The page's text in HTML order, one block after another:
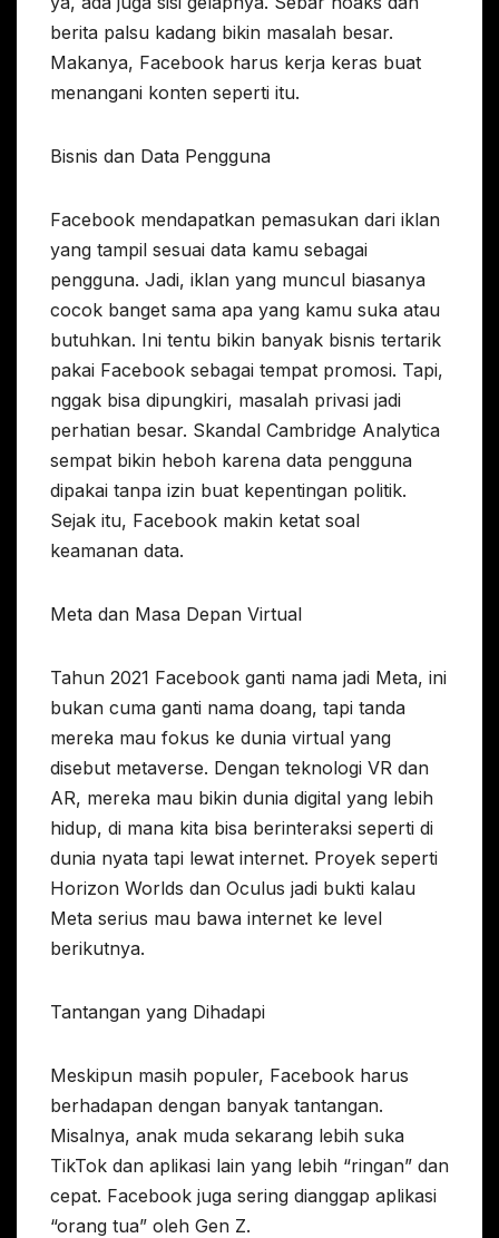
berita palsu kadang bikin masalah besar.
Makanya, Facebook harus kerja keras buat
menangani konten seperti itu.
Bisnis dan Data Pengguna
Facebook mendapatkan pemasukan dari iklan
yang tampil sesuai data kamu sebagai
pengguna. Jadi, iklan yang muncul biasanya
cocok banget sama apa yang kamu suka atau
butuhkan. Ini tentu bikin banyak bisnis tertarik
pakai Facebook sebagai tempat promosi. Tapi,
nggak bisa dipungkiri, masalah privasi jadi
perhatian besar. Skandal Cambridge Analytica
sempat bikin heboh karena data pengguna
dipakai tanpa izin buat kepentingan politik.
Sejak itu, Facebook makin ketat soal
keamanan data.
Meta dan Masa Depan Virtual
Tahun 2021 Facebook ganti nama jadi Meta, ini
bukan cuma ganti nama doang, tapi tanda
mereka mau fokus ke dunia virtual yang
disebut metaverse. Dengan teknologi VR dan
AR, mereka mau bikin dunia digital yang lebih
hidup, di mana kita bisa berinteraksi seperti di
dunia nyata tapi lewat internet. Proyek seperti
Horizon Worlds dan Oculus jadi bukti kalau
Meta serius mau bawa internet ke level
berikutnya.
Tantangan yang Dihadapi
Meskipun masih populer, Facebook harus
berhadapan dengan banyak tantangan.
Misalnya, anak muda sekarang lebih suka
TikTok dan aplikasi lain yang lebih “ringan” dan
cepat. Facebook juga sering dianggap aplikasi
“orang tua” oleh Gen Z.